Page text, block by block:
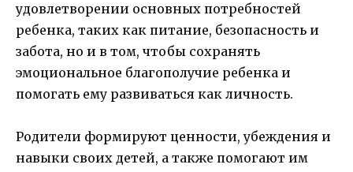
удовлетворении основных потребностей
ребенка, таких как питание, безопасность и
забота, но и в том, чтобы сохранять
эмоциональное благополучие ребенка и
помогать ему развиваться как личность.
Родители формируют ценности, убеждения и
навыки своих детей, а также помогают им